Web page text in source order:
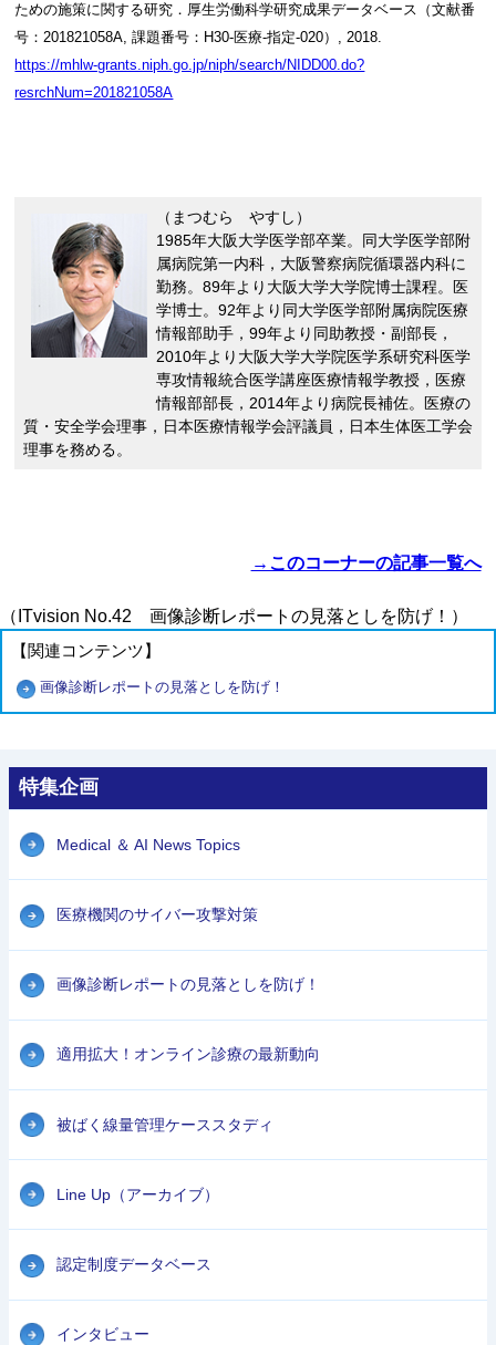
ための施策に関する研究．厚生労働科学研究成果データベース（文献番
号：201821058A, 課題番号：H30-医療-指定-020）, 2018.
https://mhlw-grants.niph.go.jp/niph/search/NIDD00.do?
resrchNum=201821058A
（まつむら やすし）
1985年大阪大学医学部卒業。同大学医学部附
属病院第一内科，大阪警察病院循環器内科に
勤務。89年より大阪大学大学院博士課程。医
学博士。92年より同大学医学部附属病院医療
情報部助手，99年より同助教授・副部長，
2010年より大阪大学大学院医学系研究科医学
専攻情報統合医学講座医療情報学教授，医療
情報部部長，2014年より病院長補佐。医療の
質・安全学会理事，日本医療情報学会評議員，日本生体医工学会
理事を務める。
→このコーナーの記事一覧へ
（ITvision No.42 画像診断レポートの見落としを防げ！）
【関連コンテンツ】
画像診断レポートの見落としを防げ！
特集企画
Medical ＆ AI News Topics
医療機関のサイバー攻撃対策
画像診断レポートの見落としを防げ！
適用拡大！オンライン診療の最新動向
被ばく線量管理ケーススタディ
Line Up（アーカイブ）
認定制度データベース
インタビュー